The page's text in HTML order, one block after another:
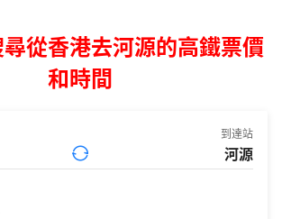
從香港去河源的高鐵票價
和時間
到達站